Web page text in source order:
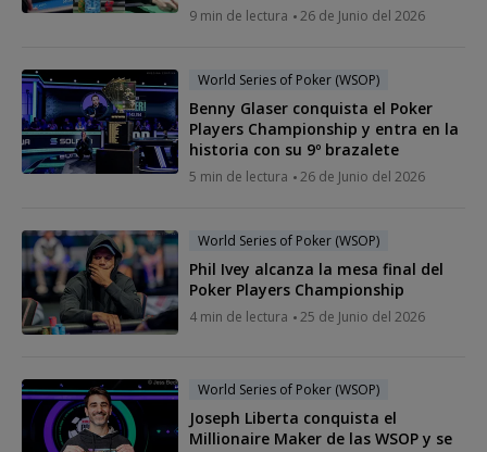
9 min de lectura 26 de Junio del 2026
World Series of Poker (WSOP)
Benny Glaser conquista el Poker
Players Championship y entra en la
historia con su 9º brazalete
5 min de lectura 26 de Junio del 2026
World Series of Poker (WSOP)
Phil Ivey alcanza la mesa final del
Poker Players Championship
4 min de lectura 25 de Junio del 2026
World Series of Poker (WSOP)
Joseph Liberta conquista el
Millionaire Maker de las WSOP y se